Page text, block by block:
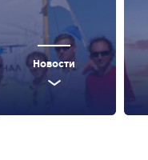
Новости